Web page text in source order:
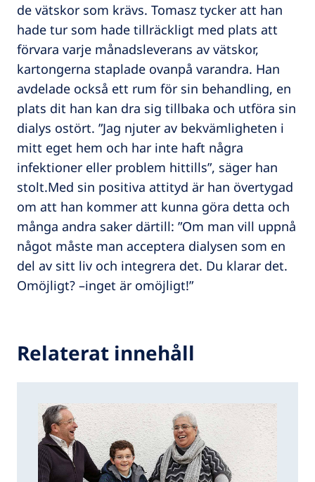
de vätskor som krävs. Tomasz tycker att han
hade tur som hade tillräckligt med plats att
förvara varje månadsleverans av vätskor,
kartongerna staplade ovanpå varandra. Han
avdelade också ett rum för sin behandling, en
plats dit han kan dra sig tillbaka och utföra sin
dialys ostört. ”Jag njuter av bekvämligheten i
mitt eget hem och har inte haft några
infektioner eller problem hittills”, säger han
stolt.Med sin positiva attityd är han övertygad
om att han kommer att kunna göra detta och
många andra saker därtill: ”Om man vill uppnå
något måste man acceptera dialysen som en
del av sitt liv och integrera det. Du klarar det.
Omöjligt? –inget är omöjligt!”
Relaterat innehåll